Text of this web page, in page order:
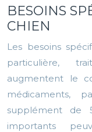
BESOINS
CHIEN
Les besoins
particulière,
augmentent le
médicaments,
supplément de
importants